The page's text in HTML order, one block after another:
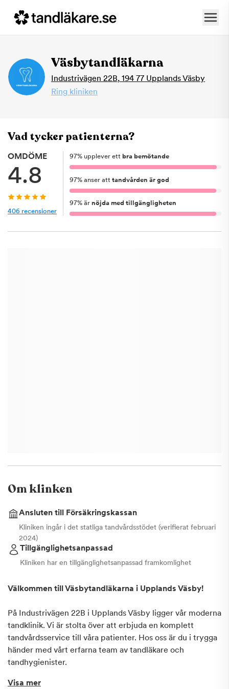
Väsbytandläkarna
Industrivägen 22B, 194 77 Upplands Väsby
Ring kliniken
Vad tycker patienterna?
OMDÖME
4.8
406 recensioner
97% upplever ett bra bemötande
97% anser att tandvården är god
97% är nöjda med tillgängligheten
Om klinken
Ansluten till Försäkringskassan
Kliniken ingår i det statliga tandvårdsstödet (verifierat februari
2024)
Tillgänglighetsanpassad
Kliniken har en tillgänglighetsanpassad framkomlighet
Välkommen till Väsbytandläkarna i Upplands Väsby!
På Industrivägen 22B i Upplands Väsby ligger vår moderna
tandklinik. Vi är stolta över att erbjuda en komplett
tandvårdsservice till våra patienter. Hos oss är du i trygga
händer med vårt erfarna team av tandläkare och
tandhygienister.
Vårt erfarna team av tandläkare och tandhygienister
Visa mer